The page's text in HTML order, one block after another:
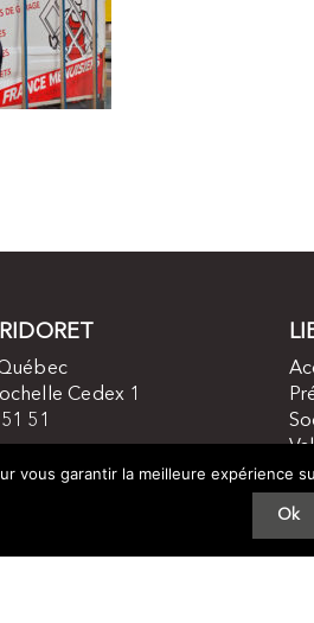
Cedex 1
51
vous garantir la meilleure
Ok